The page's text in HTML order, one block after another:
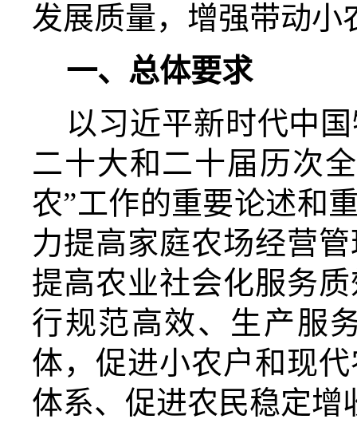
发展质量，增强带动小
一、总体要求
以习近平新时代中
二十大和二十届历次
农”工作的重要论述和
力提高家庭农场经营
提高农业社会化服务
行规范高效、生产服
体，促进小农户和现
体系、促进农民稳定增